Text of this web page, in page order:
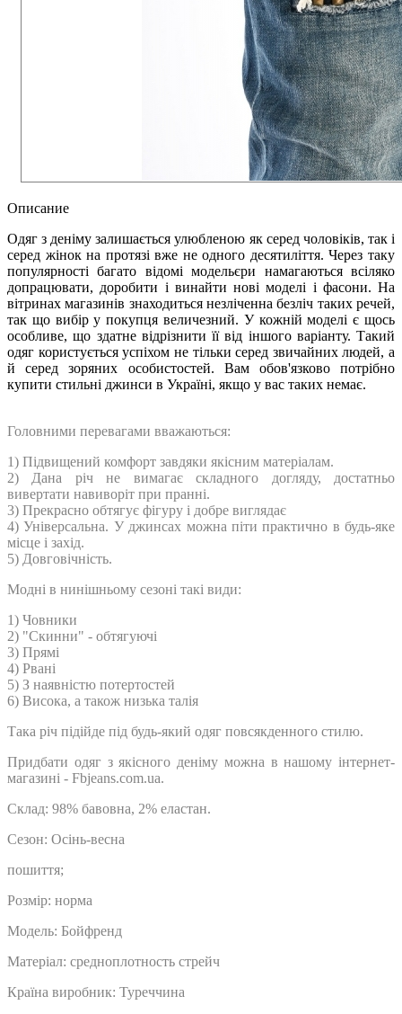
Описание
Одяг з деніму залишається улюбленою як серед чоловіків, так і
серед жінок на протязі вже не одного десятиліття. Через таку
популярності багато відомі модельєри намагаються всіляко
допрацювати, доробити і винайти нові моделі і фасони. На
вітринах магазинів знаходиться незліченна безліч таких речей,
так що вибір у покупця величезний. У кожній моделі є щось
особливе, що здатне відрізнити її від іншого варіанту. Такий
одяг користується успіхом не тільки серед звичайних людей, а
й серед зоряних особистостей. Вам обов'язково потрібно
купити стильні джинси в Україні, якщо у вас таких немає.
Головними перевагами вважаються:
1) Підвищений комфорт завдяки якісним матеріалам.
2) Дана річ не вимагає складного догляду, достатньо
вивертати навиворіт при пранні.
3) Прекрасно обтягує фігуру і добре виглядає
4) Універсальна. У джинсах можна піти практично в будь-яке
місце і захід.
5) Довговічність.
Модні в нинішньому сезоні такі види:
1) Човники
2) "Скинни" - обтягуючі
3) Прямі
4) Рвані
5) З наявністю потертостей
6) Висока, а також низька талія
Така річ підійде під будь-який одяг повсякденного стилю.
Придбати одяг з якісного деніму можна в нашому інтернет-
магазині - Fbjeans.com.ua.
Склад: 98% бавовна, 2% еластан.
Сезон: Осінь-весна
пошиття;
Розмір: норма
Модель: Бойфренд
Матеріал: средноплотность стрейч
Країна виробник: Туреччина